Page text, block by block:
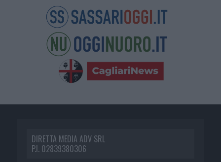
DIRETTA MEDIA ADV SRL
P.I. 02839380306